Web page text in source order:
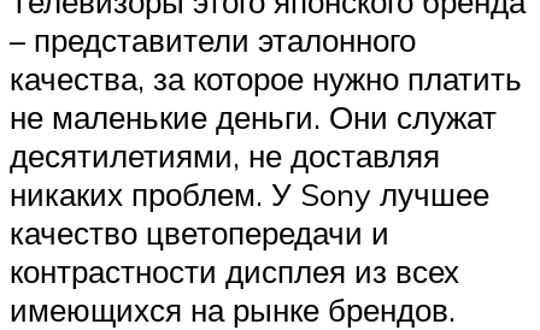
– представители эталонного
качества, за которое нужно платить
не маленькие деньги. Они служат
десятилетиями, не доставляя
никаких проблем. У Sony лучшее
качество цветопередачи и
контрастности дисплея из всех
имеющихся на рынке брендов.